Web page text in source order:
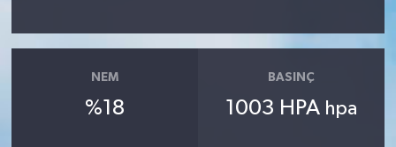
NEM
%18
BASINÇ
1003 HPA hpa